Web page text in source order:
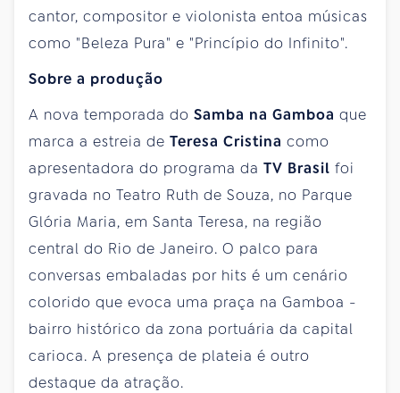
cantor, compositor e violonista entoa músicas
como "Beleza Pura" e "Princípio do Infinito".
Sobre a produção
A nova temporada do Samba na Gamboa que
marca a estreia de Teresa Cristina como
apresentadora do programa da TV Brasil foi
gravada no Teatro Ruth de Souza, no Parque
Glória Maria, em Santa Teresa, na região
central do Rio de Janeiro. O palco para
conversas embaladas por hits é um cenário
colorido que evoca uma praça na Gamboa -
bairro histórico da zona portuária da capital
carioca. A presença de plateia é outro
destaque da atração.